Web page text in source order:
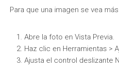
Para que una imagen se vea
Abre la foto en Vista Previa.
Haz clic en Herramientas >
Ajusta el control deslizante